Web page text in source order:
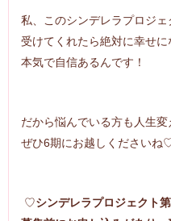
私、このシンデレラプロジェ
受けてくれたら絶対に幸せに
本気で自信あるんです！
だから悩んでいる方も人生変
ぜひ6期にお越しくださいね
♡シンデレラプロジェクト